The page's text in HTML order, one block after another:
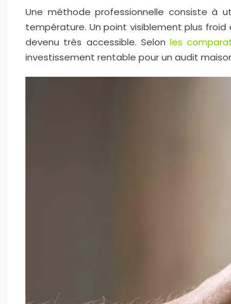
Une méthode professionnelle consiste à
température. Un point visiblement plus froid
devenu très accessible. Selon les
investissement rentable pour un audit